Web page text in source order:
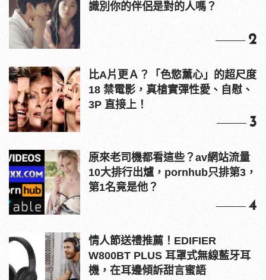
識別你的伴侶是對的人嗎？
2
比A片更Ａ？「色慾薰心」的超尺度
18 禁電影，真槍實彈性愛、自慰、
3P 直接上！
3
原來老司機都看這些？av網站流量
10大排行出爐，pornhub只排第3，
第1名竟是他？
4
情人節送禮推薦！EDIFIER
W800BT PLUS 耳罩式無線藍牙耳
機，在耳邊傾訴甜言蜜語